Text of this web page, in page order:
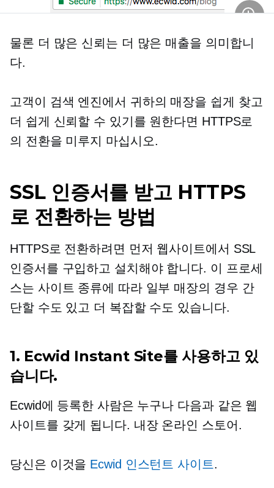
물론 더 많은 신뢰는 더 많은 매출을 의미합니
다.
고객이 검색 엔진에서 귀하의 매장을 쉽게 찾고
더 쉽게 신뢰할 수 있기를 원한다면 HTTPS로
의 전환을 미루지 마십시오.
SSL 인증서를 받고 HTTPS
로 전환하는 방법
HTTPS로 전환하려면 먼저 웹사이트에서 SSL
인증서를 구입하고 설치해야 합니다. 이 프로세
스는 사이트 종류에 따라 일부 매장의 경우 간
단할 수도 있고 더 복잡할 수도 있습니다.
1. Ecwid Instant Site를 사용하고 있
습니다.
Ecwid에 등록한 사람은 누구나 다음과 같은 웹
사이트를 갖게 됩니다. 내장온라인 스토어.
당신은 이것을 Ecwid 인스턴트 사이트.